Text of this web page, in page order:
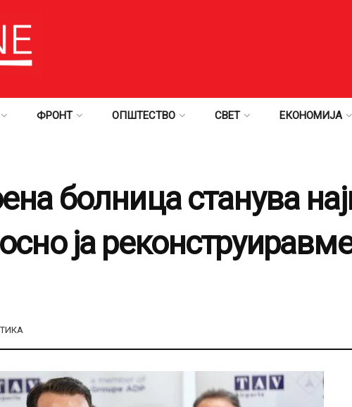
ФРОНТ ОПШТЕСТВО СВЕТ ЕКОНОМИЈА
болница станува
ја